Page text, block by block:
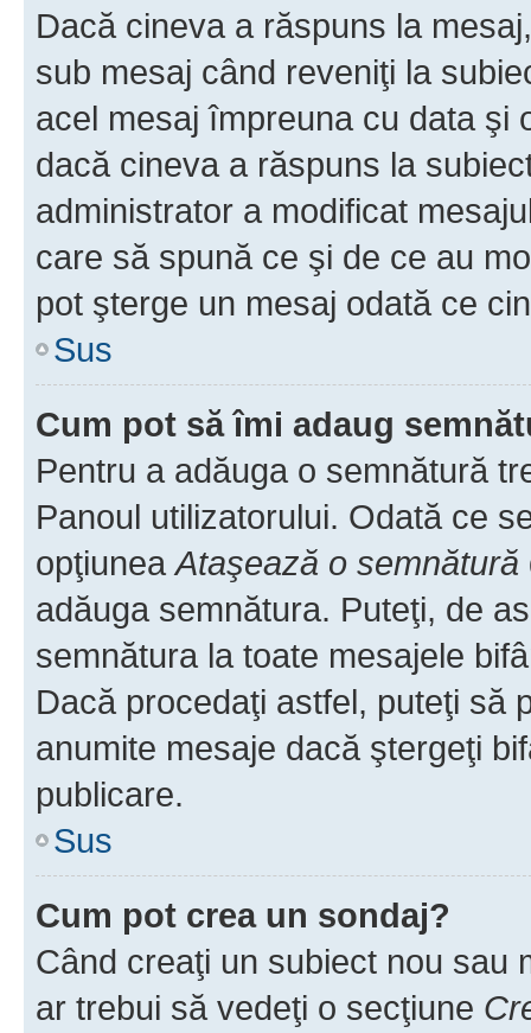
Dacă cineva a răspuns la
sub mesaj când reveniţi la
acel mesaj împreuna cu data şi
dacă cineva a răspuns la
administrator a modificat
care să spună ce şi de ce au
pot şterge un mesaj odată ce
Sus
Cum pot să îmi adaug
Pentru a adăuga o semnătură
Panoul utilizatorului. Odată ce
opţiuneaAtaşează o semnătură
adăuga semnătura. Puteţi, de
semnătura la toate mesajele
Dacă procedaţi astfel, puteţi să
anumite mesaje dacă ştergeţi
publicare.
Sus
Cum pot crea un sondaj?
Când creaţi un subiect nou sau
ar trebui să vedeţi o secţiune